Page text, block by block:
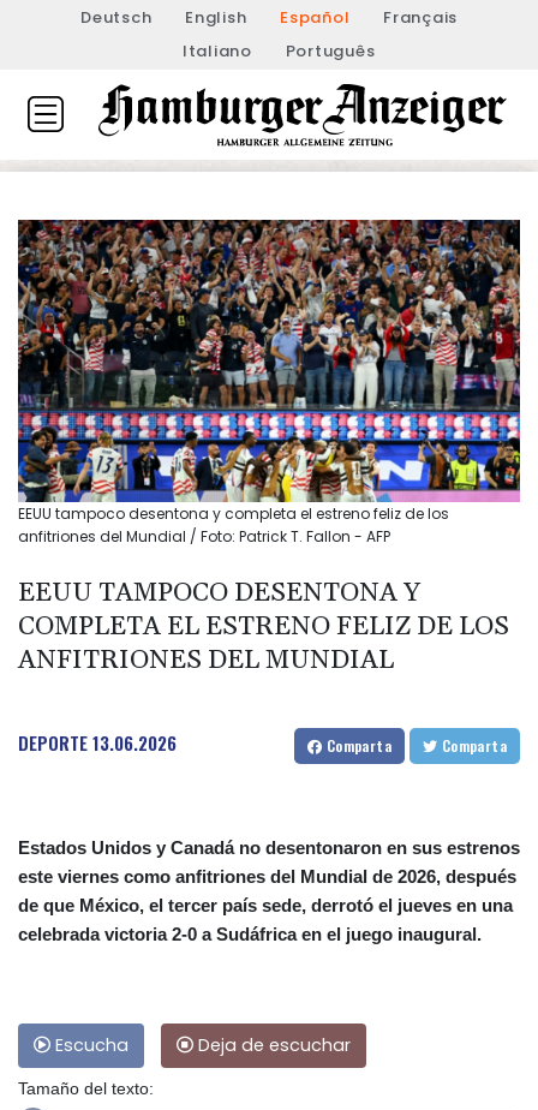
Deutsch English Español
Français
Italiano
Português
EEUU tampoco desentona y completa el estreno feliz de los
anfitriones del Mundial / Foto: Patrick T. Fallon - AFP
EEUU TAMPOCO DESENTONA Y
COMPLETA EL ESTRENO FELIZ DE LOS
ANFITRIONES DEL MUNDIAL
DEPORTE13.06.2026 Comparta Comparta
Estados Unidos y Canadá no desentonaron en sus estrenos
este viernes como anfitriones del Mundial de 2026, después
de que México, el tercer país sede, derrotó el jueves en una
celebrada victoria 2-0 a Sudáfrica en el juego inaugural.
Escucha Deja de escuchar
Tamaño del texto: